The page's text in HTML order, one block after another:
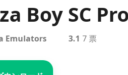
Boy SC Pro
Emulators 3.1 7 票